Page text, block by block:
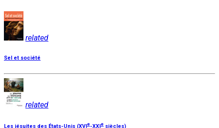
related
Sel et société
related
Les jésuites des États-Unis (XVIe-XXIe siècles)